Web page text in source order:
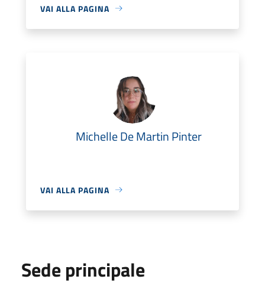
VAI ALLA PAGINA
Michelle De Martin Pinter
VAI ALLA PAGINA
Sede principale